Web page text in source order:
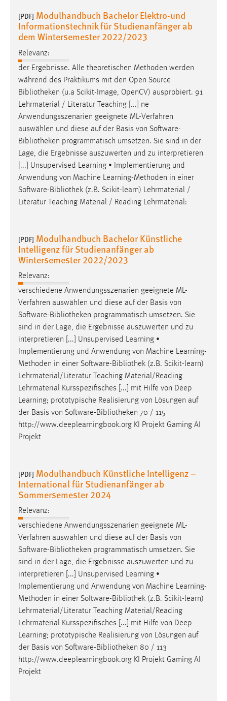
[PDF] Modulhandbuch Bachelor Elektro-und
Informationstechnik für Studienanfänger ab
dem Wintersemester 2022/2023
Relevanz:
der Ergebnisse. Alle theoretischen Methoden werden
während des Praktikums mit den Open Source
Bibliotheken (u.a Scikit-Image, OpenCV) ausprobiert. 91
Lehrmaterial / Literatur Teaching [...] ne
Anwendungsszenarien geeignete ML-Verfahren
auswählen und diese auf der Basis von Software-
Bibliotheken programmatisch umsetzen. Sie sind in der
Lage, die Ergebnisse auszuwerten und zu interpretieren
[...] Unsupervised Learning • Implementierung und
Anwendung von Machine Learning-Methoden in einer
Software-Bibliothek (z.B. Scikit-learn) Lehrmaterial /
Literatur Teaching Material / Reading Lehrmaterial:
[PDF] Modulhandbuch Bachelor Künstliche
Intelligenz für Studienanfänger ab
Wintersemester 2022/2023
Relevanz:
verschiedene Anwendungsszenarien geeignete ML-
Verfahren auswählen und diese auf der Basis von
Software-Bibliotheken programmatisch umsetzen. Sie
sind in der Lage, die Ergebnisse auszuwerten und zu
interpretieren [...] Unsupervised Learning •
Implementierung und Anwendung von Machine Learning-
Methoden in einer Software-Bibliothek (z.B. Scikit-learn)
Lehrmaterial/Literatur Teaching Material/Reading
Lehrmaterial Kursspezifisches [...] mit Hilfe von Deep
Learning; prototypische Realisierung von Lösungen auf
der Basis von Software-Bibliotheken 70 / 115
http://www.deeplearningbook.org KI Projekt Gaming AI
Projekt
[PDF] Modulhandbuch Künstliche Intelligenz –
International für Studienanfänger ab
Sommersemester 2024
Relevanz:
verschiedene Anwendungsszenarien geeignete ML-
Verfahren auswählen und diese auf der Basis von
Software-Bibliotheken programmatisch umsetzen. Sie
sind in der Lage, die Ergebnisse auszuwerten und zu
interpretieren [...] Unsupervised Learning •
Implementierung und Anwendung von Machine Learning-
Methoden in einer Software-Bibliothek (z.B. Scikit-learn)
Lehrmaterial/Literatur Teaching Material/Reading
Lehrmaterial Kursspezifisches [...] mit Hilfe von Deep
Learning; prototypische Realisierung von Lösungen auf
der Basis von Software-Bibliotheken 80 / 113
http://www.deeplearningbook.org KI Projekt Gaming AI
Projekt
Um Inhalte von Videoplattformen und Social Media
Plattformen anzeigen zu können, werden von diesen
YouTube
Vimeo